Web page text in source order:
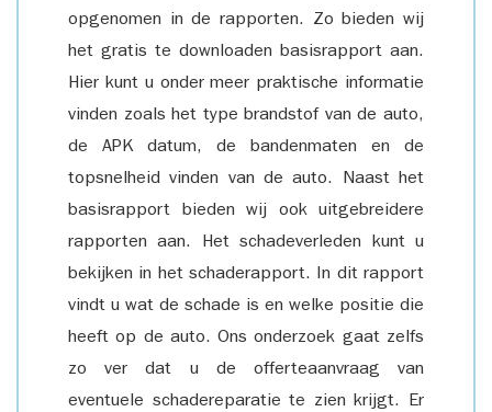
opgenomen in de rapporten. Zo bieden wij
het gratis te downloaden basisrapport aan.
Hier kunt u onder meer praktische informatie
vinden zoals het type brandstof van de auto,
de APK datum, de bandenmaten en de
topsnelheid vinden van de auto. Naast het
basisrapport bieden wij ook uitgebreidere
rapporten aan. Het schadeverleden kunt u
bekijken in het schaderapport. In dit rapport
vindt u wat de schade is en welke positie die
heeft op de auto. Ons onderzoek gaat zelfs
zo ver dat u de offerteaanvraag van
eventuele schadereparatie te zien krijgt. Er